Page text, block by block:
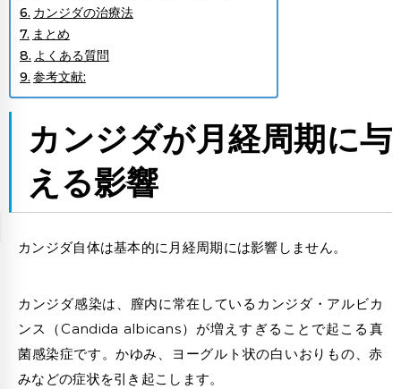
カンジダの治療法
まとめ
よくある質問
参考文献:
カンジダが月経周期に与
える影響
カンジダ自体は基本的に月経周期には影響しません。
カンジダ感染は、膣内に常在しているカンジダ・アルビカ
ンス（Candida albicans）が増えすぎることで起こる真
菌感染症です。かゆみ 、ヨーグルト状の白いおりもの、赤
みなどの症状を引き起こします。